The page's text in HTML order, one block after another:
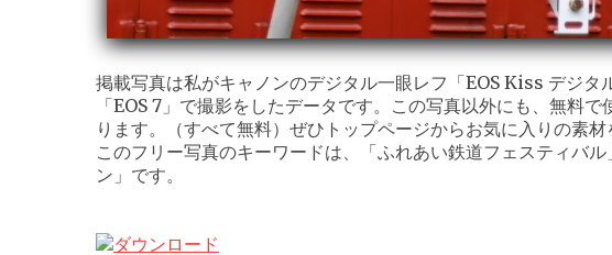
掲載写真は私がキャノンのデジタル一眼レフ「EOS Kiss デジタ
「EOS 7」で撮影をしたデータです。この写真以外にも、無料
ります。（すべて無料）ぜひトップページからお気に入りの素材
このフリー写真のキーワードは、「ふれあい鉄道フェスティバ
ン」です。